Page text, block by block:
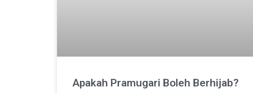
Apakah Pramugari Boleh Berhijab?